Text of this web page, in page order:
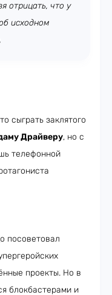
отрицать, что у
исходном
сыграть заклятого
Драйверу, но с
телефонной
посоветовал
проекты. Но в
блокбастерами и